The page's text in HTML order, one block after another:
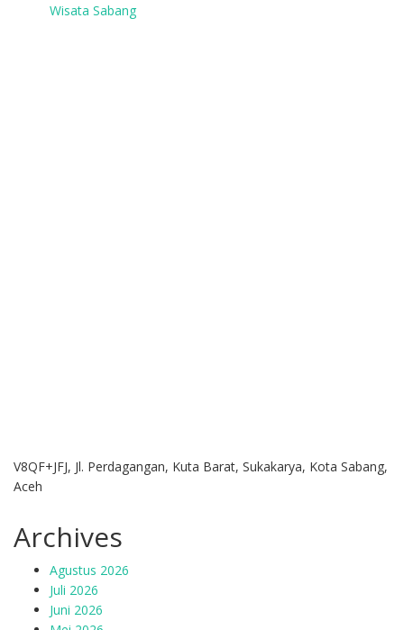
Wisata Sabang
V8QF+JFJ, Jl. Perdagangan, Kuta Barat, Sukakarya, Kota Sabang,
Aceh
Archives
Agustus 2026
Juli 2026
Juni 2026